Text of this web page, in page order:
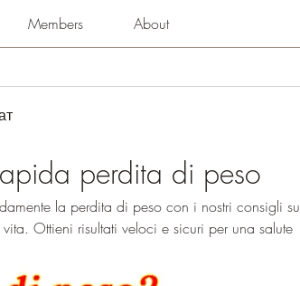
Members About
perdita di peso
la perdita di peso con i nostri consigli su
Ottieni risultati veloci e sicuri per una salute